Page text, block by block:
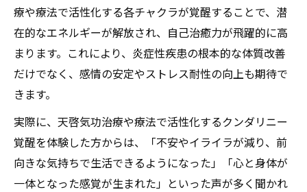
療や療法で活性化する各チャクラが覚醒することで、潜
在的なエネルギーが解放され、自己治癒力が飛躍的に高
まります。これにより、炎症性疾患の根本的な体質改善
だけでなく、感情の安定やストレス耐性の向上も期待で
きます。
実際に、天啓気功治療や療法で活性化するクンダリニー
覚醒を体験した方からは、「不安やイライラが減り、前
向きな気持ちで生活できるようになった」「心と身体が
一体となった感覚が生まれた」といった声が多く聞かれ